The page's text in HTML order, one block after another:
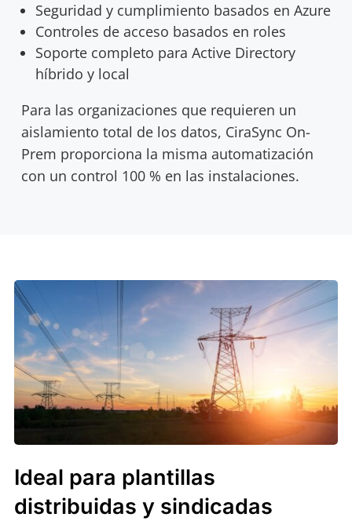
Seguridad y cumplimiento basados en Azure
Controles de acceso basados en roles
Soporte completo para Active Directory
híbrido y local
Para las organizaciones que requieren un
aislamiento total de los datos, CiraSync On-
Prem proporciona la misma automatización
con un control 100 % en las instalaciones.
Ideal para plantillas
distribuidas y sindicadas